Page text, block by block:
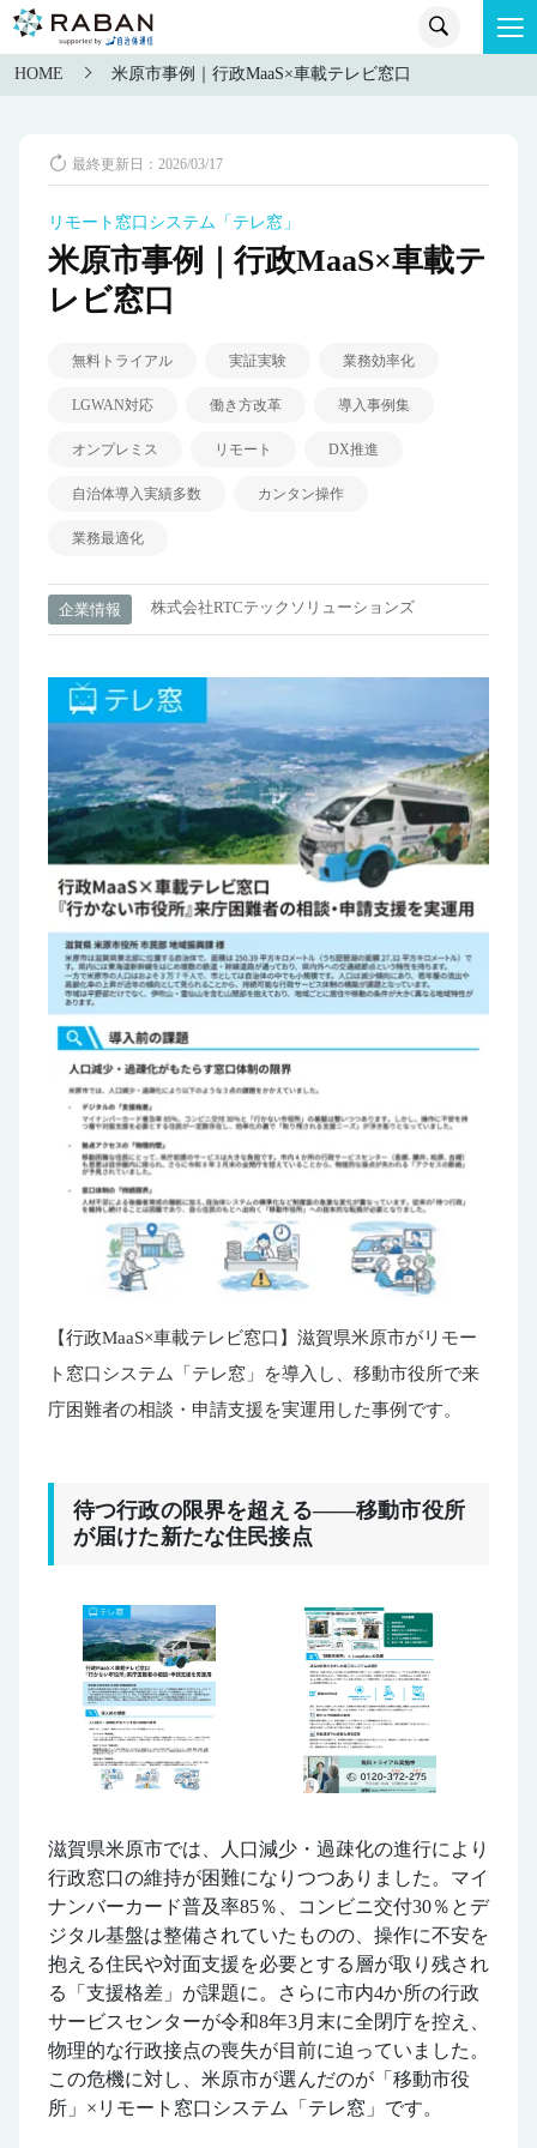
HOME 米原市事例｜行政MaaS×車載テレビ窓口
最終更新日：2026/03/17
リモート窓口システム「テレ窓」
米原市事例｜行政MaaS×車載テ
レビ窓口
無料トライアル 実証実験 業務効率化
LGWAN対応 働き方改革 導入事例集
オンプレミス リモート DX推進
自治体導入実績多数 カンタン操作
業務最適化
企業情報 株式会社RTCテックソリューションズ
【行政MaaS×車載テレビ窓口】滋賀県米原市がリモー
ト窓口システム「テレ窓」を導入し、移動市役所で来
庁困難者の相談・申請支援を実運用した事例です。
待つ行政の限界を超える――移動市役所
が届けた新たな住民接点
滋賀県米原市では、人口減少・過疎化の進行により
行政窓口の維持が困難になりつつありました。マイ
ナンバーカード普及率85％、コンビニ交付30％とデ
ジタル基盤は整備されていたものの、操作に不安を
抱える住民や対面支援を必要とする層が取り残され
る「支援格差」が課題に。さらに市内4か所の行政
サービスセンターが令和8年3月末に全閉庁を控え、
物理的な行政接点の喪失が目前に迫っていました。
この危機に対し、米原市が選んだのが「移動市役
所」×リモート窓口システム「テレ窓」です。